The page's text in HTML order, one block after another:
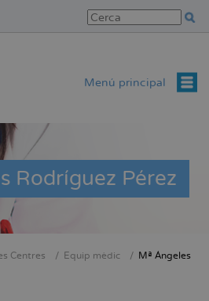
Menú principal
Rodríguez Pérez
Centres Equip mèdic
Mª Ángeles